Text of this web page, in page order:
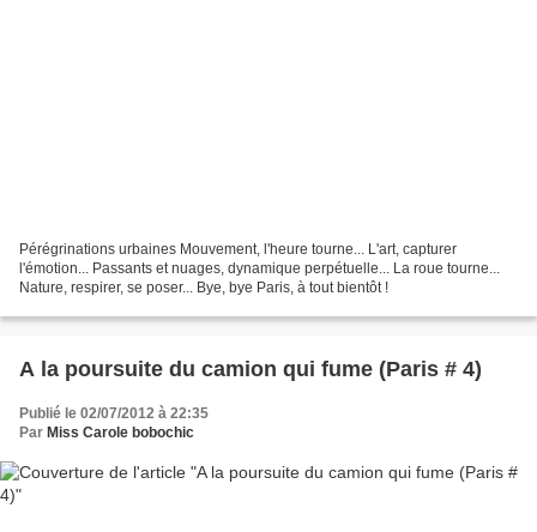
Pérégrinations urbaines Mouvement, l'heure tourne... L'art, capturer
l'émotion... Passants et nuages, dynamique perpétuelle... La roue tourne...
Nature, respirer, se poser... Bye, bye Paris, à tout bientôt !
A la poursuite du camion qui fume (Paris # 4)
Publié le 02/07/2012 à 22:35
Par Miss Carole bobochic